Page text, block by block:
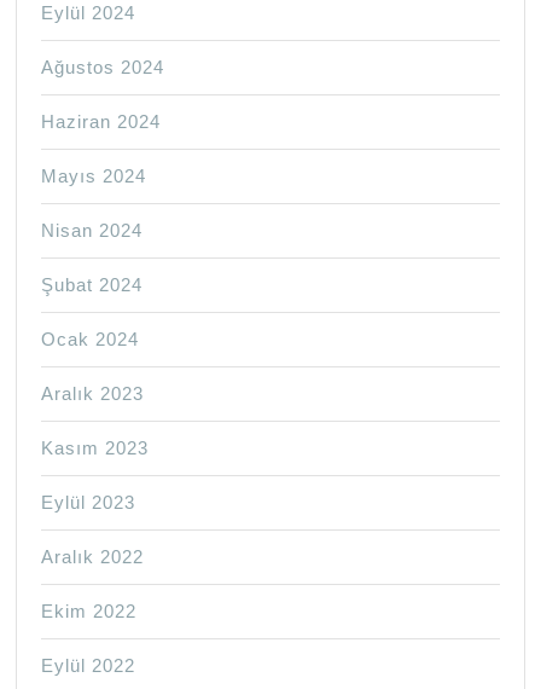
Eylül 2024
Ağustos 2024
Haziran 2024
Mayıs 2024
Nisan 2024
Şubat 2024
Ocak 2024
Aralık 2023
Kasım 2023
Eylül 2023
Aralık 2022
Ekim 2022
Eylül 2022